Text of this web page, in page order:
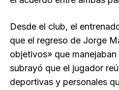
Desde el club, el
que el regreso de Jorge
objetivos» que
subrayó que el jugador
deportivas y personales